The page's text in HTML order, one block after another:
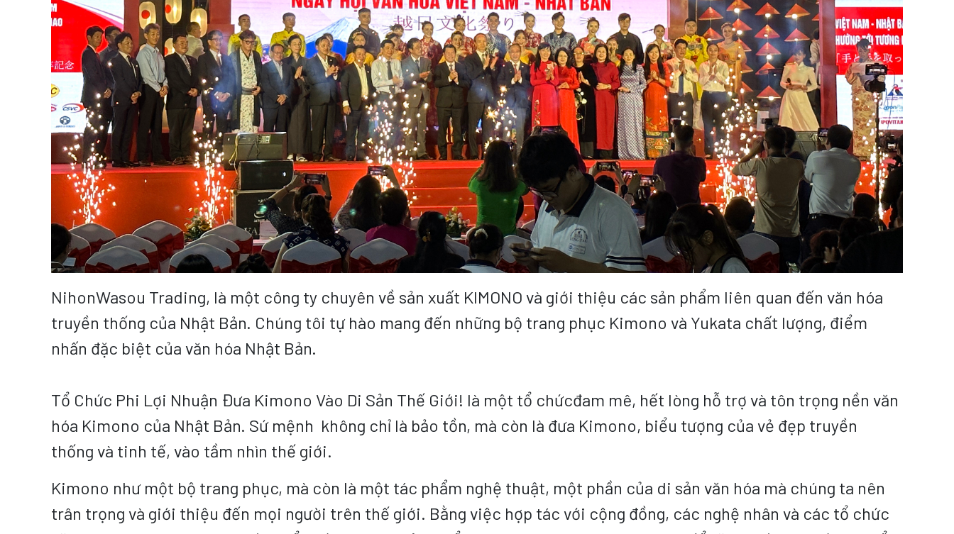
NihonWasou Trading, là một công ty chuyên về sản xuất KIMONO và giới thiệu các sản phẩm liên quan đến văn hóa
truyền thống của Nhật Bản. Chúng tôi tự hào mang đến những bộ trang phục Kimono và Yukata chất lượng, điểm
nhấn đặc biệt của văn hóa Nhật Bản.
Tổ Chức Phi Lợi Nhuận Đưa Kimono Vào Di Sản Thế Giới! là một tổ chứcđam mê, hết lòng hỗ trợ và tôn trọng nền văn
hóa Kimono của Nhật Bản. Sứ mệnh không chỉ là bảo tồn, mà còn là đưa Kimono, biểu tượng của vẻ đẹp truyền
thống và tinh tế, vào tầm nhìn thế giới.
Kimono như một bộ trang phục, mà còn là một tác phẩm nghệ thuật, một phần của di sản văn hóa mà chúng ta nên
trân trọng và giới thiệu đến mọi người trên thế giới. Bằng việc hợp tác với cộng đồng, các nghệ nhân và các tổ chức